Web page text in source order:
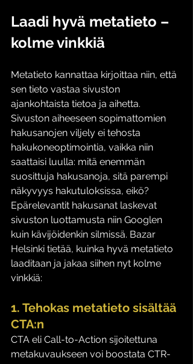
Laadi hyvä metatieto –
kolme vinkkiä
Metatieto kannattaa kirjoittaa niin, että
sen tieto vastaa sivuston
ajankohtaista tietoa ja aihetta.
Sivuston aiheeseen sopimattomien
hakusanojen viljely ei tehosta
hakukoneoptimointia, vaikka niin
saattaisi luulla: mitä enemmän
suosittuja hakusanoja, sitä parempi
näkyvyys hakutuloksissa, eikö?
Epärelevantit hakusanat laskevat
sivuston luottamusta niin Googlen
kuin kävijöidenkin silmissä. Bazar
Helsinki tietää, kuinka hyvä metatieto
laaditaan ja jakaa siihen nyt kolme
vinkkiä:
1. Tehokas metatieto sisältää
CTA:n
CTA eli Call-to-Action sijoitettuna
metakuvaukseen voi boostata CTR-